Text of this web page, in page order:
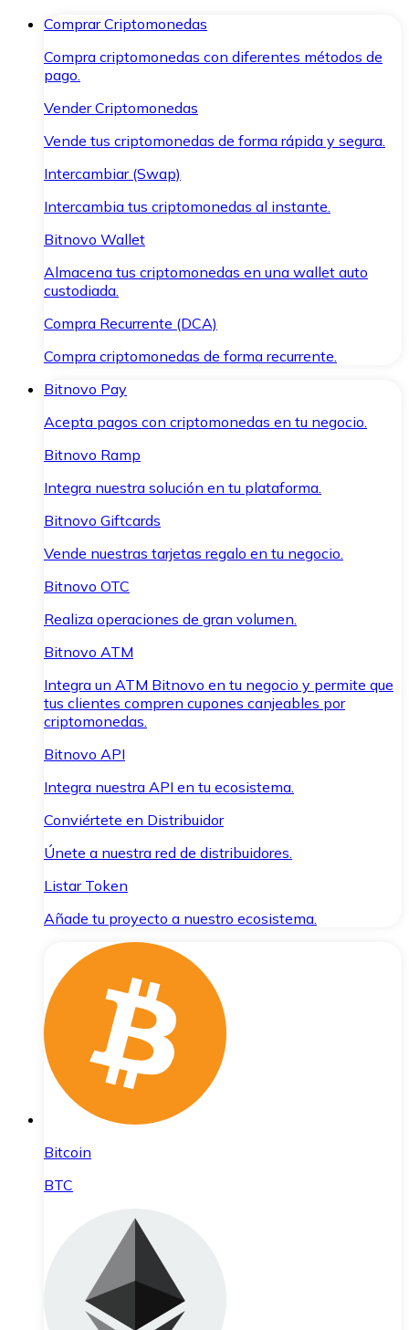
Comprar Criptomonedas
Compra criptomonedas con diferentes métodos de
pago.
Vender Criptomonedas
Vende tus criptomonedas de forma rápida y segura.
Intercambiar (Swap)
Intercambia tus criptomonedas al instante.
Bitnovo Wallet
Almacena tus criptomonedas en una wallet auto
custodiada.
Compra Recurrente (DCA)
Compra criptomonedas de forma recurrente.
Bitnovo Pay
Acepta pagos con criptomonedas en tu negocio.
Bitnovo Ramp
Integra nuestra solución en tu plataforma.
Bitnovo Giftcards
Vende nuestras tarjetas regalo en tu negocio.
Bitnovo OTC
Realiza operaciones de gran volumen.
Bitnovo ATM
Integra un ATM Bitnovo en tu negocio y permite que
tus clientes compren cupones canjeables por
criptomonedas.
Bitnovo API
Integra nuestra API en tu ecosistema.
Conviértete en Distribuidor
Únete a nuestra red de distribuidores.
Listar Token
Añade tu proyecto a nuestro ecosistema.
Bitcoin
BTC